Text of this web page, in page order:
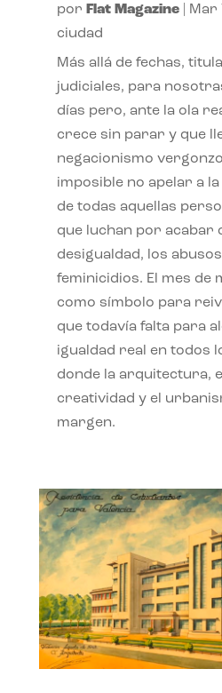
por Flat Magazine| Mar
ciudad
Más allá de fechas,
judiciales, para
días pero, ante la ola
crece sin parar y que
negacionismo
imposible no apelar a
de todas aquellas
que luchan por acabar
desigualdad, los
feminicidios. El mes de
como símbolo para
que todavía falta para
igualdad real en todos
donde la arquitectura,
creatividad y el
margen.